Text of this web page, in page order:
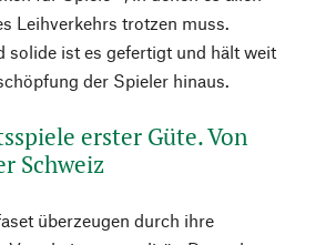
Leihverkehrs trotzen muss.
solide ist es gefertigt und hält weit
der Spieler hinaus.
erster Güte. Von
Schweiz
überzeugen durch ihre